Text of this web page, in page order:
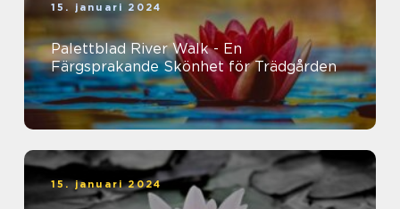
15. januari 2024
Palettblad River Walk - En
Färgsprakande Skönhet för Trädgården
15. januari 2024